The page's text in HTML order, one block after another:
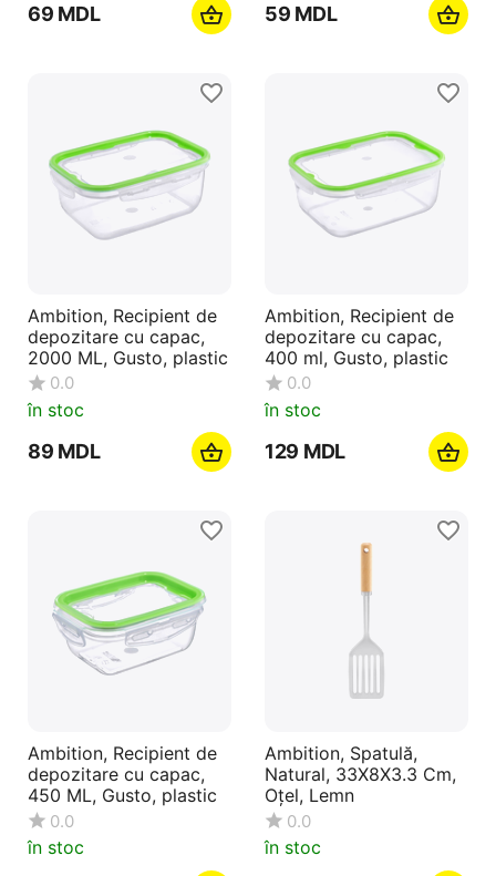
‍69‍ MDL ‍59‍ MDL
Ambition, Recipient de
depozitare cu capac,
2000 ML, Gusto, plastic
0.0
în stoc
‍89‍ MDL
Ambition, Recipient de
depozitare cu capac,
400 ml, Gusto, plastic
0.0
în stoc
‍129‍ MDL
Ambition, Recipient de
depozitare cu capac,
450 ML, Gusto, plastic
0.0
în stoc
Ambition, Spatulă,
Natural, 33X8X3.3 Cm,
Oțel, Lemn
0.0
în stoc